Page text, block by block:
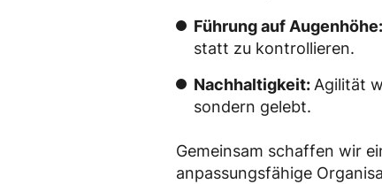
Führung auf Augenhöhe:
statt zu kontrollieren.
Nachhaltigkeit: Agilität
sondern gelebt.
Gemeinsam schaffen wir
anpassungsfähige